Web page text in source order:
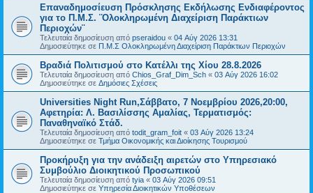
Επαναδημοσίευση Πρόσκλησης Εκδήλωσης Ενδιαφέροντος
για το Π.Μ.Σ. ¨Ολοκληρωμένη Διαχείριση Παράκτιων
Περιοχών¨
Τελευταία δημοσίευση από pseraidou « 04 Αύγ 2026 13:31
Δημοσιεύτηκε σε Π.Μ.Σ Ολοκληρωμένη Διαχείριση Παράκτιων Περιοχών
Βραδιά Πολιτισμού στο Κατέλλι της Χίου 28.8.2026
Τελευταία δημοσίευση από Chios_Graf_Dim_Sch « 03 Αύγ 2026 16:02
Δημοσιεύτηκε σε Δημόσιες Σχέσεις
Universities Night Run,Σάββατο, 7 Νοεμβρίου 2026,20:00,
Αφετηρία: Λ. Βασιλίσσης Αμαλίας, Τερματισμός:
Παναθηναϊκό Στάδ.
Τελευταία δημοσίευση από todit_gram_foit « 03 Αύγ 2026 13:24
Δημοσιεύτηκε σε Τμήμα Οικονομικής και Διοίκησης Τουρισμού
Προκήρυξη για την ανάδειξη αιρετών στο Υπηρεσιακό
Συμβούλιο Διοικητικού Προσωπικού
Τελευταία δημοσίευση από tyia « 03 Αύγ 2026 09:51
Δημοσιεύτηκε σε Υπηρεσία Διοικητικών Υποθέσεων